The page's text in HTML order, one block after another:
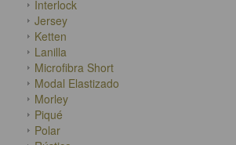
Interlock
Jersey
Ketten
Lanilla
Microfibra Short
Modal Elastizado
Morley
Piqué
Polar